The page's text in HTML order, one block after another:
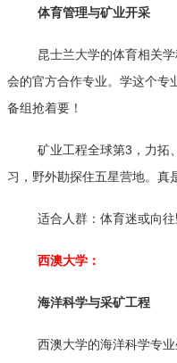
体育管理与矿业开采
昆士兰大学的体育相关
会的官方合作专业。学这个专
备组抢着要！
矿业工程全球第3，力拓
习，野外勘探住五星营地。真
适合人群：体育迷或向往
西澳大学：
海洋科学与采矿工程
西澳大学的海洋科学专